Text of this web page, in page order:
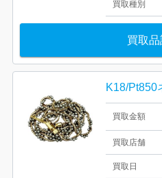
買取種別
買取品
K18/Pt850
買取金額
買取店舗
買取日